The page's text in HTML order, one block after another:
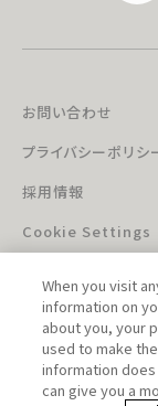
お問い合わせ
プライバシーポリシ
採用情報
Cookie Settings
このホームペ
When you visit
information on
about you, your
used to make
information
can give you a